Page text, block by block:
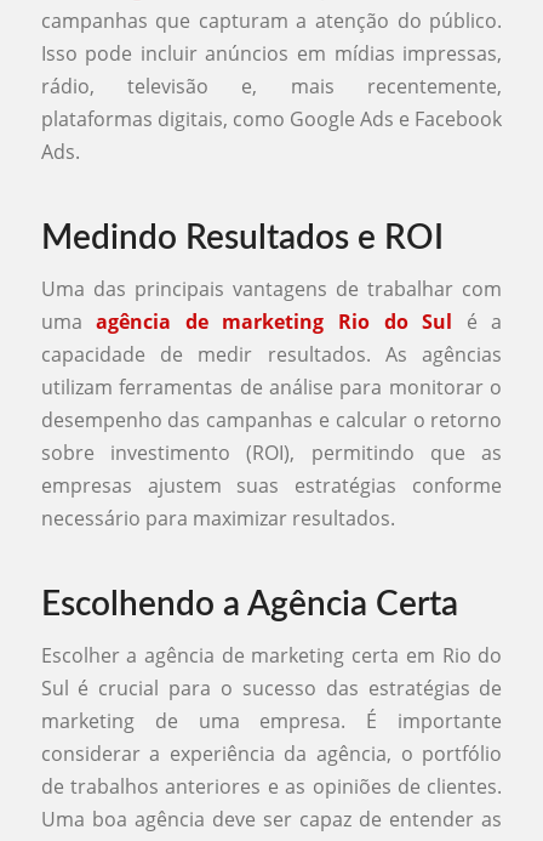
campanhas que capturam a atenção do público.
Isso pode incluir anúncios em mídias impressas,
rádio, televisão e, mais recentemente,
plataformas digitais, como Google Ads e Facebook
Ads.
Medindo Resultados e ROI
Uma das principais vantagens de trabalhar com
umaagência de marketing Rio do Sul é a
capacidade de medir resultados. As agências
utilizam ferramentas de análise para monitorar o
desempenho das campanhas e calcular o retorno
sobre investimento (ROI), permitindo que as
empresas ajustem suas estratégias conforme
necessário para maximizar resultados.
Escolhendo a Agência Certa
Escolher a agência de marketing certa em Rio do
Sul é crucial para o sucesso das estratégias de
marketing de uma empresa. É importante
considerar a experiência da agência, o portfólio
de trabalhos anteriores e as opiniões de clientes.
Uma boa agência deve ser capaz de entender as